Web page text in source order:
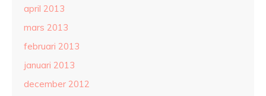
april 2013
mars 2013
februari 2013
januari 2013
december 2012